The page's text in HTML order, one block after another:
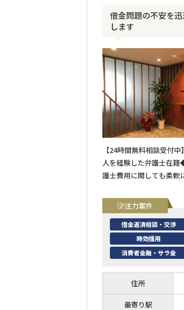
借金問題の不安を
します
【24時間無料相談受付
人を経験した弁護士在
護士費用に関しても柔
注力案件
借金返済相談・交渉
時効援用
消費者金融・サラ金
住所
最寄り駅